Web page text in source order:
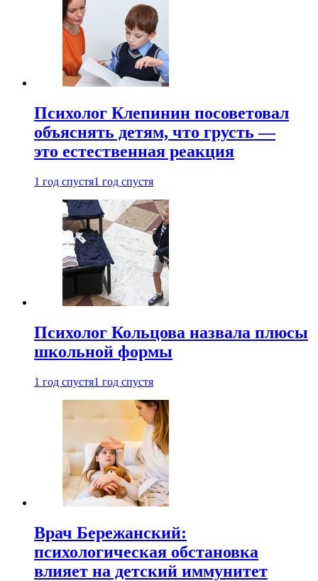
Психолог Клепинин посоветовал
объяснять детям, что грусть —
это естественная реакция
1 год спустя1 год спустя
Психолог Кольцова назвала плюсы
школьной формы
1 год спустя1 год спустя
Врач Бережанский:
психологическая обстановка
влияет на детский иммунитет